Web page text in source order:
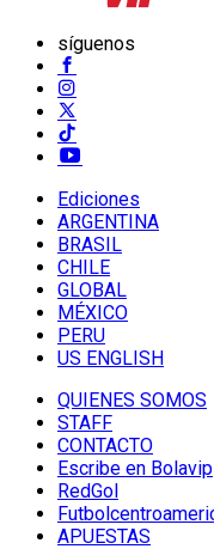
síguenos
Ediciones
ARGENTINA
BRASIL
CHILE
GLOBAL
MÉXICO
PERU
US ENGLISH
QUIENES SOMOS
STAFF
CONTACTO
Escribe en Bolavip
RedGol
APUESTAS